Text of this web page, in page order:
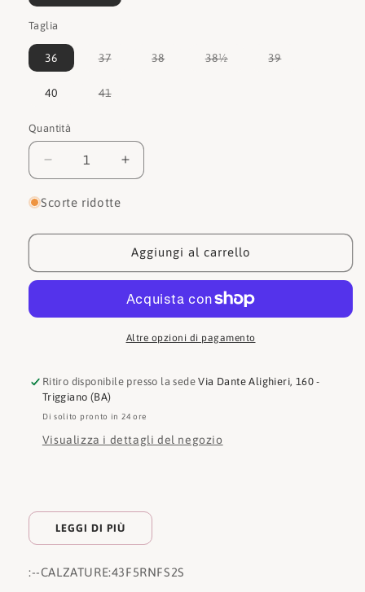
Taglia
36 37Variante
non
38Variante38½Variante
39Variante
40 41Variante
Quantità
Quantità
Diminuisci
quantità
per
Kors
Renny
Aumenta
quantità
Kors
Sneakers
Renny
Scorte ridotte
Aggiungi al carrello
Altre opzioni di pagamento
Ritiro disponibile presso la sedeVia Dante Alighieri, 160 -
Triggiano (BA)
Di solito pronto in 24 ore
Visualizza i dettagli del negozio
LEGGI DI PIÙ
:--CALZATURE:43F5RNFS2S